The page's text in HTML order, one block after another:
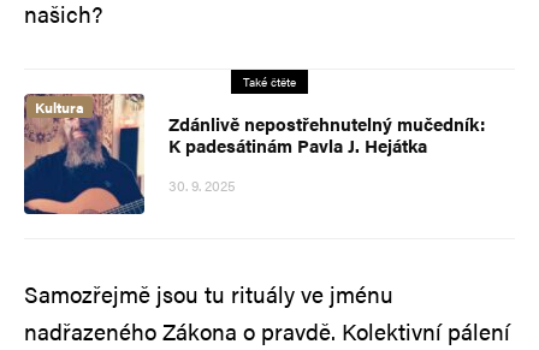
našich?
Také čtěte
Kultura
Zdánlivě nepostřehnutelný​ mučedník:
K padesátinám Pavla J. Hejátka
30. 9. 2025
Samozřejmě jsou tu rituály ve jménu
nadřazeného Zákona o pravdě. Kolektivní pálení